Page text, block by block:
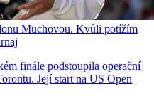
Muchovou. Kvůli potížím
finále podstoupila operační
Její start na US Open